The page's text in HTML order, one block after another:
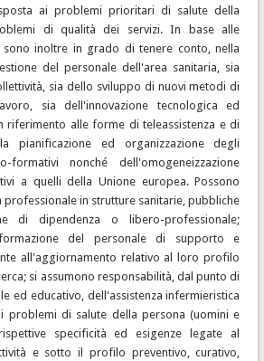
ai problemi prioritari di salute della
di qualità dei servizi. In base alle
sono inoltre in grado di tenere conto, nella
del personale dell'area sanitaria, sia
sia dello sviluppo di nuovi metodi di
sia dell'innovazione tecnologica ed
riferimento alle forme di teleassistenza e di
pianificazione ed organizzazione degli
formativi nonché dell'omogeneizzazione
a quelli della Unione europea. Possono
professionale in strutture sanitarie, pubbliche
di dipendenza o libero-professionale;
del personale di supporto e
all'aggiornamento relativo al loro profilo
si assumono responsabilità, dal punto di
ed educativo, dell'assistenza infermieristica
problemi di salute della persona (uomini e
specificità ed esigenze legate al
e sotto il profilo preventivo, curativo,